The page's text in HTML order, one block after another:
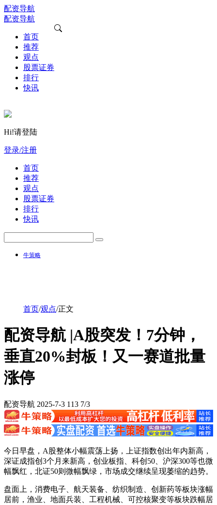
配资导航
配资导航
首页
推荐
观点
股票证券
排行
快讯
Hi!请登陆
登录/注册
首页
推荐
观点
股票证券
排行
快讯
牛策略
首页/观点/正文
配资导航 |A股突发！7分钟，
垂直20%封板！又一赛道批量
涨停
配资导航 2025-7-3 113 7/3
今日早盘，A股整体小幅震荡上扬，上证指数创出年内新高，
深证成指创3个月来新高，创业板指、科创50、沪深300等也微
幅飘红，北证50则微幅飘绿，市场成交继续呈现萎缩的趋势。
盘面上，消费电子、航天装备、纺织制造、创新药等板块涨幅
居前，渔业、地面兵装、工程机械、可控核聚变等板块跌幅居